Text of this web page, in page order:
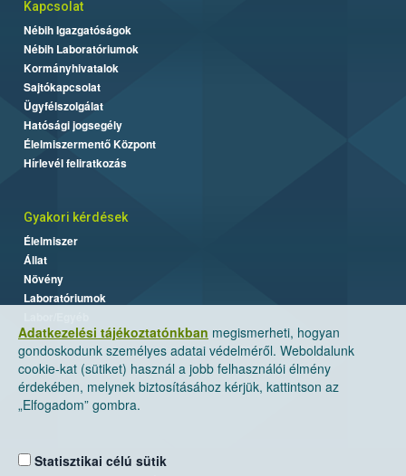
Adatkezelési tájékoztatónkban megismerheti, hogyan
gondoskodunk személyes adatai védelméről. Weboldalunk
cookie-kat (sütiket) használ a jobb felhasználói élmény
érdekében, melynek biztosításához kérjük, kattintson az
„Elfogadom” gombra.
Statisztikai célú sütik
Kapcsolat
Nébih Igazgatóságok
Nébih Laboratóriumok
Kormányhivatalok
Sajtókapcsolat
Ügyfélszolgálat
Hatósági jogsegély
Élelmiszermentő Központ
Hírlevél feliratkozás
Gyakori kérdések
Élelmiszer
Állat
Növény
Laboratóriumok